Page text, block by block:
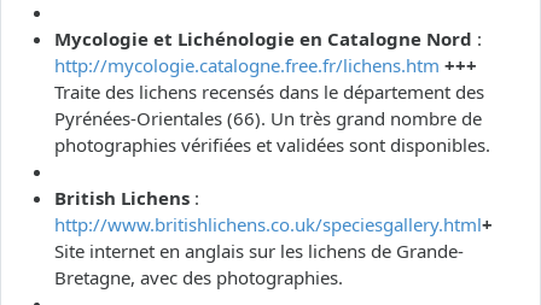
Mycologie et Lichénologie en Catalogne Nord :
http://mycologie.catalogne.free.fr/lichens.htm +++
Traite des lichens recensés dans le département des
Pyrénées-Orientales (66). Un très grand nombre de
photographies vérifiées et validées sont disponibles.
British Lichens :
http://www.britishlichens.co.uk/speciesgallery.html+
Site internet en anglais sur les lichens de Grande-
Bretagne, avec des photographies.